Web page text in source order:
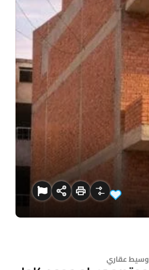
وسيط عقاري